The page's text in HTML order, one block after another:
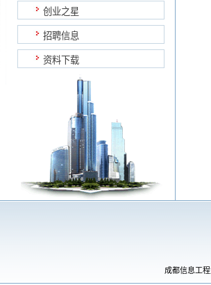
创业之星
招聘信息
资料下载
成都信息工